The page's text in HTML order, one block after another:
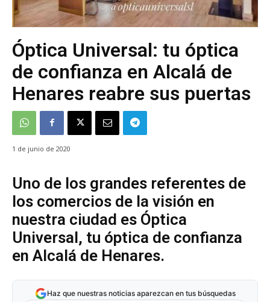
Óptica Universal: tu óptica
de confianza en Alcalá de
Henares reabre sus puertas
1 de junio de 2020
Uno de los grandes referentes de
los comercios de la visión en
nuestra ciudad es Óptica
Universal, tu óptica de confianza
en Alcalá de Henares.
Haz que nuestras noticias aparezcan en tus búsquedas